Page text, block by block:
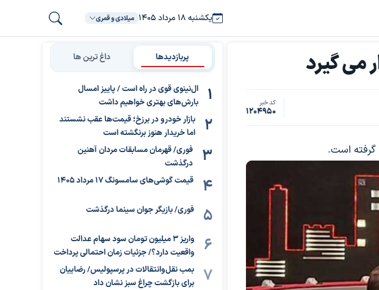
یکشنبه ۱۸ مرداد ۱۴۰۵ میلادی و قمری
کد خبر
1204950
پربازدیدها داغ ترین ها
ال‌نینوی قوی در راه است / پاییز امسال
بارش‌های بهتری خواهیم داشت
بازار خودرو در برزخ؛ قیمت‌ها عقب نشستند
اما خریدار هنوز برنگشته است
فوری/ قهرمان مسابقات مردان آهنین
درگذشت
قیمت گوشی‌های سامسونگ 17 مرداد 1405
فوری/ بازیگر جوان سینما درگذشت
واریز ۳ میلیون تومان سود سهام عدالت
واقعیت دارد؟/ جزئیات زمان احتمالی پرداخت
بمب نقل‌وانتقالات در پرسپولیس/ رضاییان
برای بازگشت چراغ سبز نشان داد